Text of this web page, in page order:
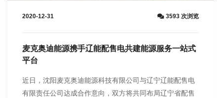
2020-12-31 3593 次浏览
麦克奥迪能源携手辽能配售电共建能源服务一站式
平台
近日，沈阳麦克奥迪能源科技有限公司与辽宁辽能配售电
有限责任公司达成合作意向，双方将共同布局辽宁省配售